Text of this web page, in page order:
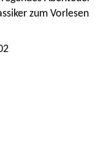
zum Vorlesen